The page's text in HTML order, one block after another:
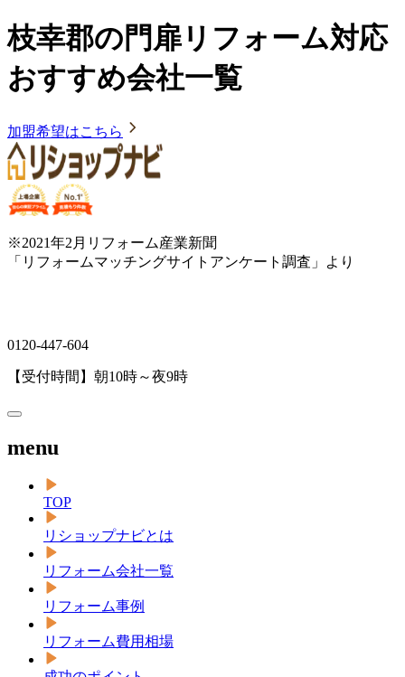
枝幸郡の門扉リフォーム対応
おすすめ会社一覧
加盟希望はこちら
※2021年2月リフォーム産業新聞
「リフォームマッチングサイトアンケート調査」より
0120-447-604
【受付時間】朝10時～夜9時
menu
TOP
リショップナビとは
リフォーム会社一覧
リフォーム事例
リフォーム費用相場